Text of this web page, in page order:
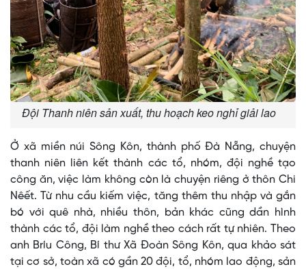
Đội Thanh niên sản xuất, thu hoạch keo nghỉ giải lao
Ở xã miền núi Sông Kôn, thành phố Đà Nẵng, chuyện
thanh niên liên kết thành các tổ, nhóm, đội nghề tạo
công ăn, việc làm không còn là chuyện riêng ở thôn Chi
Nêết. Từ nhu cầu kiếm việc, tăng thêm thu nhập và gắn
bó với quê nhà, nhiều thôn, bản khác cũng dần hình
thành các tổ, đội làm nghề theo cách rất tự nhiên. Theo
anh Bríu Công, Bí thư Xã Đoàn Sông Kôn, qua khảo sát
tại cơ sở, toàn xã có gần 20 đội, tổ, nhóm lao động, sản